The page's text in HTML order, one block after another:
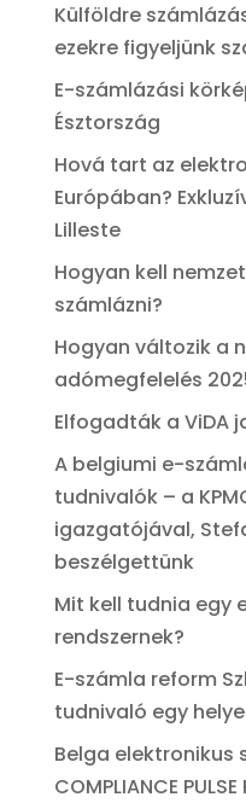
Külföldre
ezekre figyeljünk
E-számlázási
Észtország
Hová tart az
Európában?
Lilleste
Hogyan kell
számlázni?
Hogyan változik a
adómegfelelés
Elfogadták a ViDA
A belgiumi e-
tudnivalók – a
igazgatójával,
beszélgettünk
Mit kell tudnia egy
rendszernek?
E-számla reform
tudnivaló egy
Belga elektronikus
COMPLIANCE